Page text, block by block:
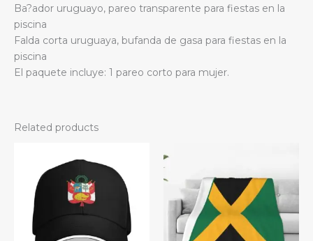
Ba?ador uruguayo, pareo transparente para fiestas en la
piscina
Falda corta uruguaya, bufanda de gasa para fiestas en la
piscina
El paquete incluye: 1 pareo corto para mujer.
Related products